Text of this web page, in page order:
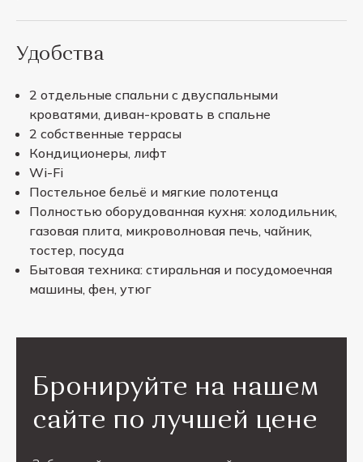
Удобства
2 отдельные спальни с двуспальными
кроватями, диван-кровать в спальне
2 собственные террасы
Кондиционеры, лифт
Wi-Fi
Постельное бельё и мягкие полотенца
Полностью оборудованная кухня: холодильник,
газовая плита, микроволновая печь, чайник,
тостер, посуда
Бытовая техника: стиральная и посудомоечная
машины, фен, утюг
Бронируйте на нашем
сайте по лучшей цене